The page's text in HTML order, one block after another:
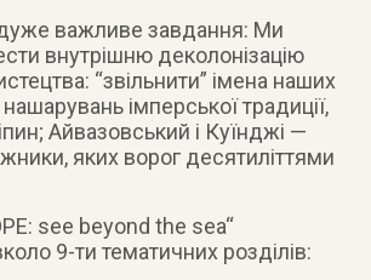
важливе завдання: Ми
внутрішню деколонізацію
“звільнити” імена наших
імперської традиції,
Айвазовський і Куїнджі —
яких ворог десятиліттями
see beyond the sea“
9-ти тематичних розділів: